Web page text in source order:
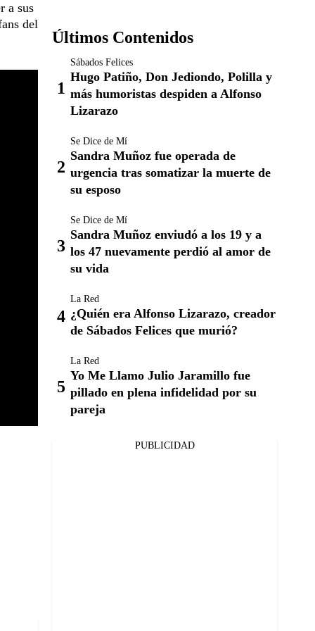
a sus
del
Últimos Contenidos
Sábados Felices
Hugo Patiño, Don Jediondo, Polilla y
más humoristas despiden a Alfonso
Lizarazo
Se Dice de Mí
Sandra Muñoz fue operada de
urgencia tras somatizar la muerte de
su esposo
Se Dice de Mí
Sandra Muñoz enviudó a los 19 y a
los 47 nuevamente perdió al amor de
su vida
La Red
¿Quién era Alfonso Lizarazo, creador
de Sábados Felices que murió?
La Red
Yo Me Llamo Julio Jaramillo fue
pillado en plena infidelidad por su
pareja
PUBLICIDAD